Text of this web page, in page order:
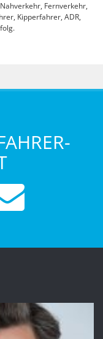
Fernverkehr,
Kipperfahrer, ADR,